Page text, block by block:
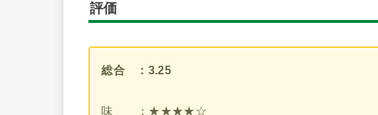
評価
総合 ：3.25
味 ：★★★★☆